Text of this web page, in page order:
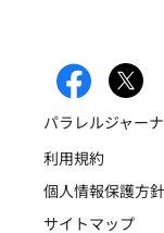
パラレルジャー
利用規約
個人情報保護方針
サイトマップ